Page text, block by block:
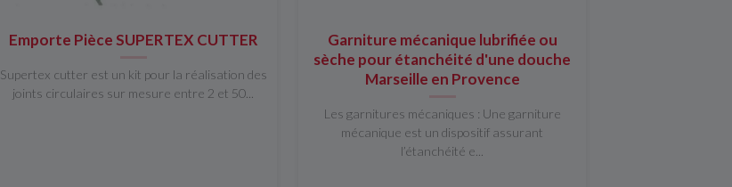
Emporte Pièce SUPERTEX CUTTER
Supertex cutter est un kit pour la réalisation des
joints circulaires sur mesure entre 2 et 50...
Garniture mécanique lubrifiée ou
sèche pour étanchéité d'une douche
Marseille en Provence
Les garnitures mécaniques : Une garniture
mécanique est un dispositif assurant
l’étanchéité e...